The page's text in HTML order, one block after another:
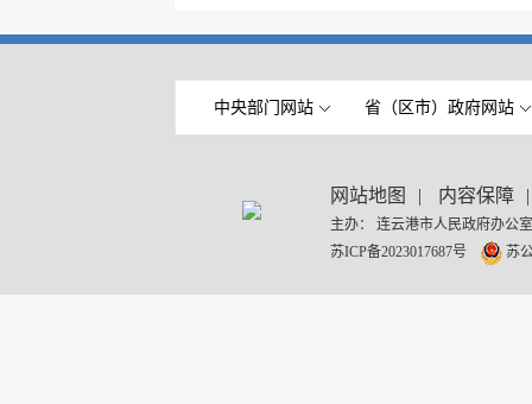
中央部门网站 省（区市）政府网站
网站地图 | 内容保障 |
主办： 连云港市人民政府办
苏ICP备2023017687号
苏